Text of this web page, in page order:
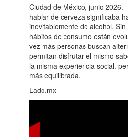
Ciudad de México, junio
hablar de cerveza significaba
inevitablemente de alcohol.
hábitos de consumo están
vez más personas buscan
permitan disfrutar el mismo
la misma experiencia social,
más equilibrada.
Lado.mx